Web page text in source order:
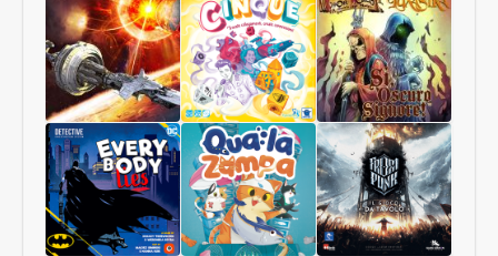
Robinson
Crusoe
Collector
Edition
Viking
Raiders
1997:
Fuga
da
New
York
Starship
Interstellar
Cinque
Sì,
Oscuro
Signore
Luxastra